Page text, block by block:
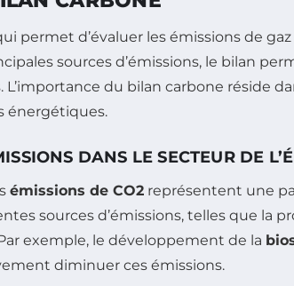
permet d’évaluer les émissions de
sources d’émissions, le bilan
du bilan carbone réside
énergétiques.
DANS LE SECTEUR DE
émissions de CO2 représentent une
sources d’émissions, telles que
exemple, le développement de la
diminuer ces émissions.